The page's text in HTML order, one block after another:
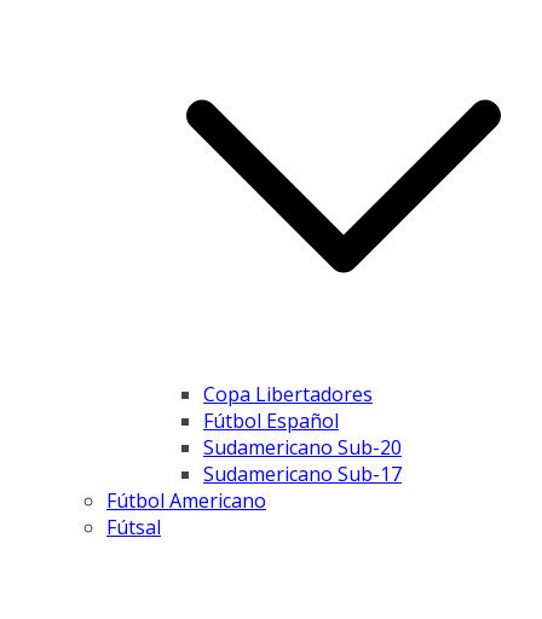
Copa Libertadores
Fútbol Español
Sudamericano Sub-20
Sudamericano Sub-17
Fútbol Americano
Fútsal